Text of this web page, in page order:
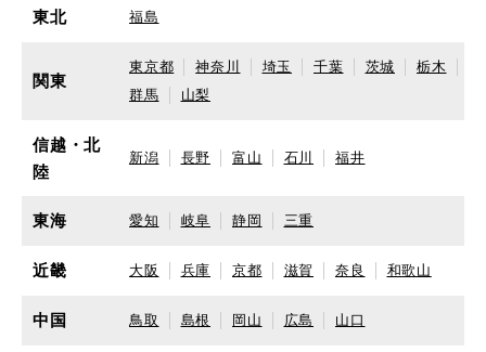
東北
福島
関東
東京都 神奈川 埼玉 千葉 茨城
栃木
群馬
山梨
信越・北
陸
新潟 長野 富山 石川 福井
東海 愛知 岐阜 静岡 三重
近畿 大阪 兵庫 京都 滋賀 奈良 和歌山
中国 鳥取 島根 岡山 広島 山口